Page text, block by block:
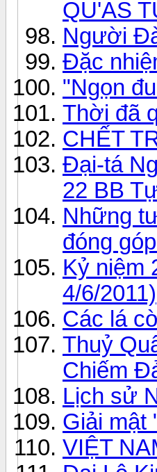
QU'AS
Người
Đặc
"Ngọn
Thời đã
CHẾT
Đại-tá
22 BB
Những
đóng
Kỷ niệm
4/6/2011)
Các lá
Thuỷ
Chiếm
Lịch sử
Giải mật
VIỆT